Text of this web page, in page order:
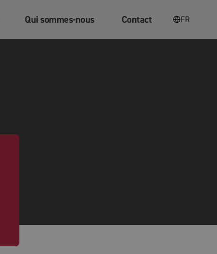
Qui sommes-nous Contact FR